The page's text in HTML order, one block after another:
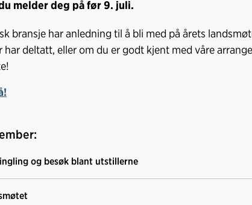
melder deg på før 9. juli.
bransje har anledning til å bli med på årets
deltatt, eller om du er godt kjent med våre
og besøk blant utstillerne